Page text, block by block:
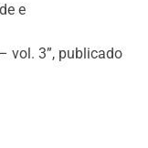
e
vol. 3”, publicado